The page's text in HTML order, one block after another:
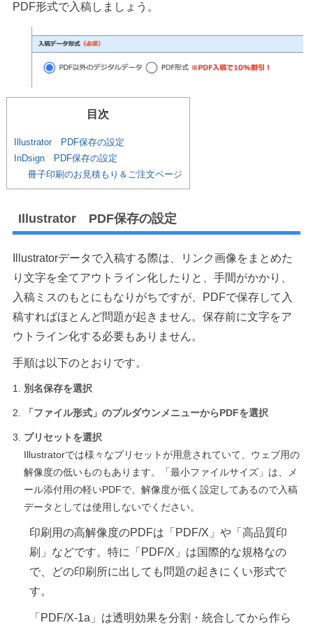
PDF形式で入稿しましょう。
目次
Illustrator PDF保存の設定
InDsign PDF保存の設定
冊子印刷のお見積もり＆ご注文ページ
Illustrator PDF保存の設定
Illustratorデータで入稿する際は、リンク画像をまとめた
り文字を全てアウトライン化したりと、手間がかかり、
入稿ミスのもとにもなりがちですが、PDFで保存して入
稿すればほとんど問題が起きません。保存前に文字をア
ウトライン化する必要もありません。
手順は以下のとおりです。
別名保存を選択
「ファイル形式」のプルダウンメニューからPDFを選択
プリセットを選択
Illustratorでは様々なプリセットが用意されていて、ウェブ用の
解像度の低いものもあります。「最小ファイルサイズ」は、メ
ール添付用の軽いPDFで、解像度が低く設定してあるので入稿
データとしては使用しないでください。
印刷用の高解像度のPDFは「PDF/X」や「高品質印
刷」などです。特に「PDF/X」は国際的な規格なの
で、どの印刷所に出しても問題の起きにくい形式で
す。
「PDF/X-1a」は透明効果を分割・統合してから作ら